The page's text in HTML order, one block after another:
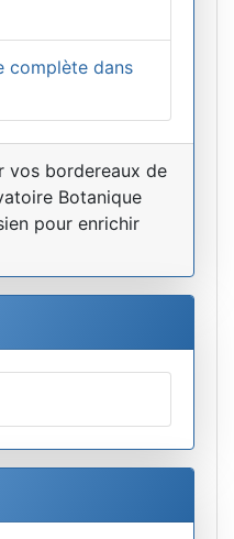
complète dans
vos bordereaux de
Botanique
pour enrichir